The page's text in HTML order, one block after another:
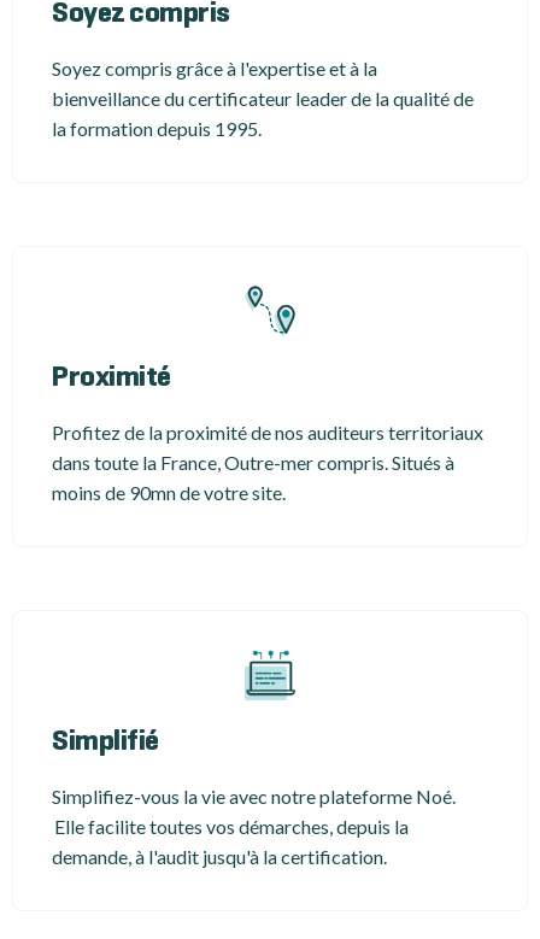
Soyez compris
Soyez compris grâce à l'expertise et à la
bienveillance du certificateur leader de la qualité de
la formation depuis 1995.
Proximité
Profitez de la proximité de nos auditeurs territoriaux
dans toute la France, Outre-mer compris. Situés à
moins de 90mn de votre site.
Simplifié
Simplifiez-vous la vie avec notre plateforme Noé.
Elle facilite toutes vos démarches, depuis la
demande, à l'audit jusqu'à la certification.